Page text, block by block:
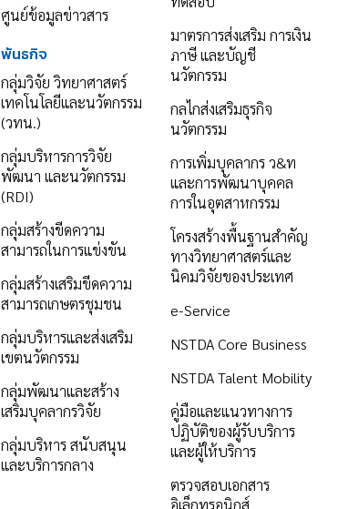
ศูนย์ข้อมูลข่าวสาร
พันธกิจ
กลุ่มวิจัย วิทยาศาสตร์
เทคโนโลยีและนวัตกรรม
(วทน.)
กลุ่มบริหารการวิจัย
พัฒนา และนวัตกรรม
(RDI)
กลุ่มสร้างขีดความ
สามารถในการแข่งขัน
กลุ่มสร้างเสริมขีดความ
สามารถเกษตรชุมชน
กลุ่มบริหารและส่งเสริม
เขตนวัตกรรม
กลุ่มพัฒนาและสร้าง
เสริมบุคลากรวิจัย
กลุ่มบริหาร สนับสนุน
และบริการกลาง
มาตรการส่งเสริม การเงิน
ภาษี และบัญชี
นวัตกรรม
กลไกส่งเสริมธุรกิจ
นวัตกรรม
การเพิ่มบุคลากร ว&ท
และการพัฒนาบุคคล
การในอุตสาหกรรม
โครงสร้างพื้นฐานสำคัญ
ทางวิทยาศาสตร์และ
นิคมวิจัยของประเทศ
e-Service
NSTDA Core Business
NSTDA Talent Mobility
คู่มือและแนวทางการ
ปฏิบัติของผู้รับบริการ
และผู้ให้บริการ
ตรวจสอบเอกสาร
อิเล็กทรอนิกส์